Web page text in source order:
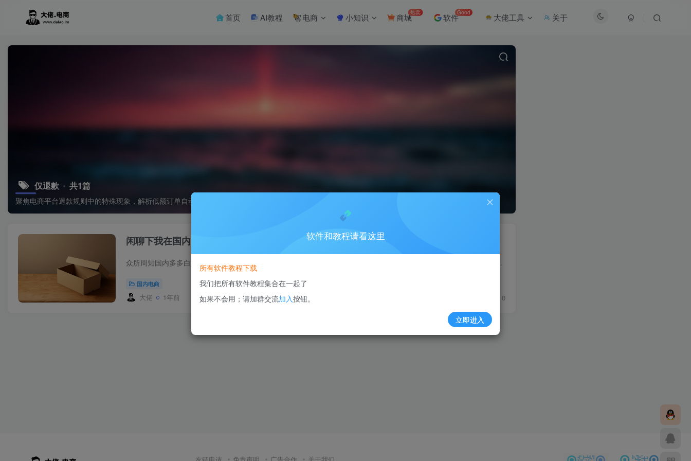
首页 AI教程 电商 小知识 商城热卖 软件Good 大佬工具 关于
仅退款 共1篇
聚焦电商平台退款规则中的特殊现象，解析低额订单自动处理与高额争议解决策略，提供商家操作指南。
闲聊下我在国内多多遇到的一个白嫖党
众所周知国内多多白嫖党非常多。拿到产品之后各种理由申请仅退款。我也是遇到过很多次了。 见怪不怪，做国内多多几年我也确实被白嫖过一些订单。但是好在整体占比不是特别高。所以还在一直开店...
国内电商
大佬 1年前 0
友链申请 免责声明 广告合作 关于我们
软件和教程请看这里
所有软件教程下载
我们把所有软件教程集合在一起了
如果不会用；请加群交流加入按钮。
立即进入